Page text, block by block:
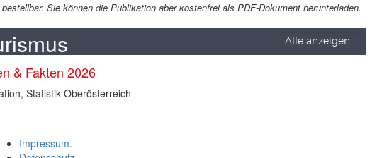
Sie können die Publikation aber kostenfrei als PDF-Dokument herunterladen.
Alle anzeigen
& Fakten 2026
Statistik Oberösterreich
Impressum.